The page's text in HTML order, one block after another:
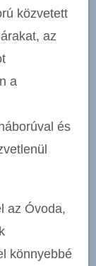
közvetett
az
a
és
az Óvoda,
könnyebbé